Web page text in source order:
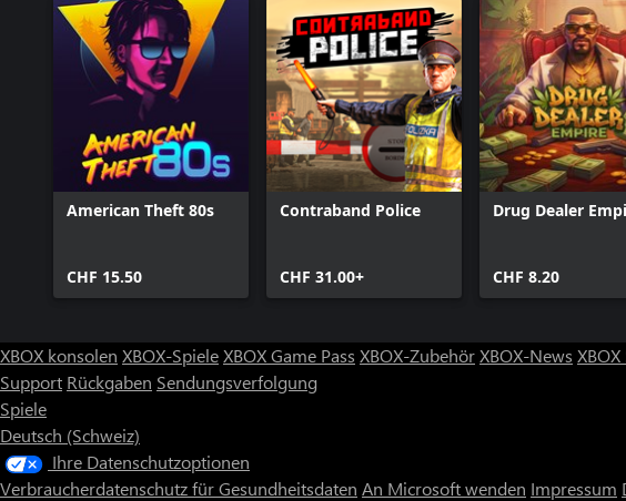
American Theft 80s
CHF 15.50
Contraband Police
CHF 31.00+
Drug Dealer
CHF 8.20
XBOX konsolen XBOX-SpieleXBOX Game Pass XBOX-ZubehörXBOX-News
Support Rückgaben Sendungsverfolgung
Spiele
Deutsch (Schweiz)
Ihre Datenschutzoptionen
Verbraucherdatenschutz für Gesundheitsdaten An Microsoft wenden Impressum